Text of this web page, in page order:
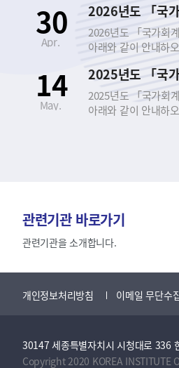
2026년도 「국가회
아래와 같이 안내하
｢국가회계 전문교육
종사자를 대상으로
제공하고, 정부의 발
국가회계제도에 대
재무결산실무 과정
교육 과정 소개 구분
사업담당자 (공공기
중급 중급~고급 목
국가회계지식 함양
30
Apr.
2025년도 「국가회
아래와 같이 안내하
교육 ○ 근거 법령 ▪
(회계관계공무원 등
제8조(회계관계공무
과정(수입･지출/국
교육 과정 소개 구분
관심이 있는 공무원
사업담당자 (공공기
14
May.
관련기관 바로가기
관련기관을 소개합니다.
개인정보처리방침 이메일 무단수
30147 세종특별자치시 시청대로
Copyright 2020 KOREA INSTITUTE